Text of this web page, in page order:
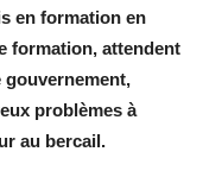
en formation en
formation, attendent
gouvernement,
problèmes à
au bercail.